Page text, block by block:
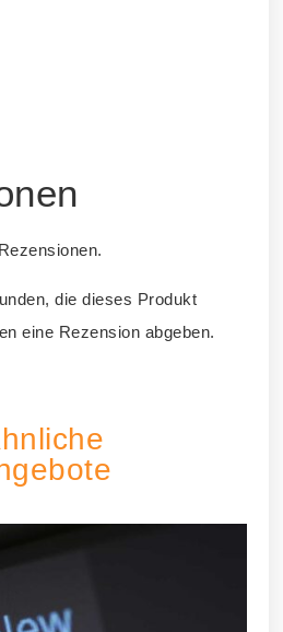
die dieses Produkt
eine Rezension abgeben.